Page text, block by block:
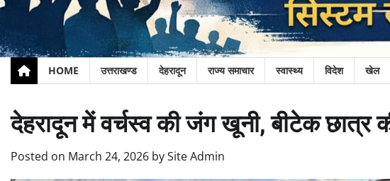
HOME उत्तराखण्ड देहरादून राज्य समाचार स्वास्थ्य विदेश खेल
देहरादून में वर्चस्व की जंग खूनी, बीटेक छात्र
Posted on March 24, 2026 bySite Admin